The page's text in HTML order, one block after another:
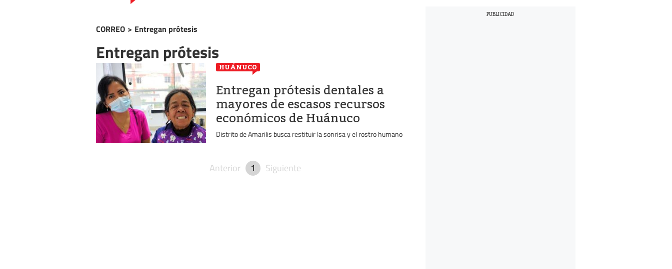
CORREO > Entregan prótesis
Entregan prótesis
HUÁNUCO
Entregan prótesis dentales a
mayores de escasos recursos
económicos de Huánuco
Distrito de Amarilis busca restituir la sonrisa y el rostro humano
Anterior 1 Siguiente